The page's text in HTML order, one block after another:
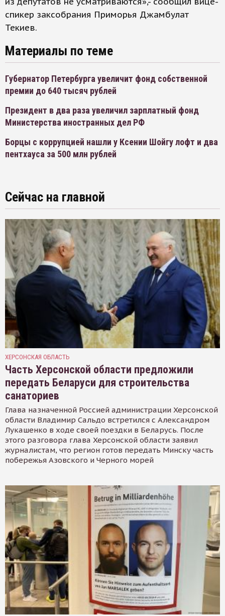
спикер заксобрания Приморья Джамбулат
Текиев.
Материалы по теме
Губернатор Петербурга увеличит фонд собственной
премии до 640 тысяч рублей
Президент в два раза увеличил зарплатный фонд
Министерства иностранных дел РФ
Борцы с коррупцией нашли у Ксении Шойгу лофт и два
пентхауса за 500 млн рублей
Сейчас на главной
ХЕРСОНСКАЯ ОБЛАСТЬ
Часть Херсонской области предложили
передать Беларуси для строительства
санаториев
Глава назначенной Россией администрации Херсонской
области Владимир Сальдо встретился с Александром
Лукашенко в ходе своей поездки в Беларусь. После
этого разговора глава Херсонской области заявил
журналистам, что регион готов передать Минску часть
побережья Азовского и Черного морей